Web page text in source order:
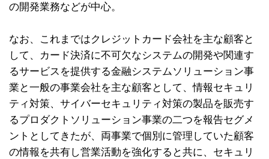
の開発業務などが中心。
なお、これまではクレジットカード会社を主な顧客と
して、カード決済に不可欠なシステムの開発や関連す
るサービスを提供する金融システムソリューション事
業と一般の事業会社を主な顧客として、情報セキュリ
ティ対策、サイバーセキュリティ対策の製品を販売す
るプロダクトソリューション事業の二つを報告セグメ
ントとしてきたが、両事業で個別に管理していた顧客
の情報を共有し営業活動を強化すると共に、セキュリ